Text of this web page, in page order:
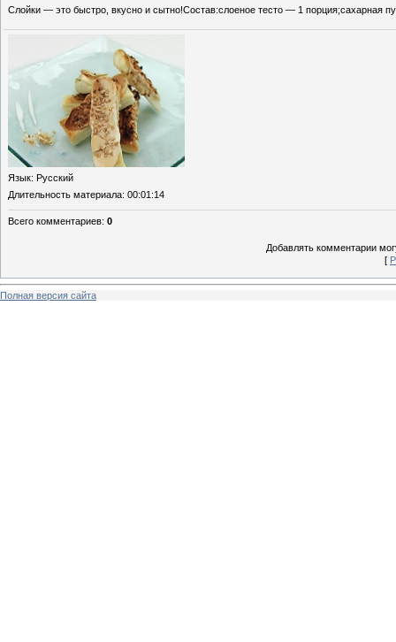
Слойки — это быстро, вкусно и сытно!Состав:слоеное тесто — 1 порция;сахарная
Язык: Русский
Длительность материала: 00:01:14
Всего комментариев: 0
Добавлять комментарии
[
Полная версия сайта